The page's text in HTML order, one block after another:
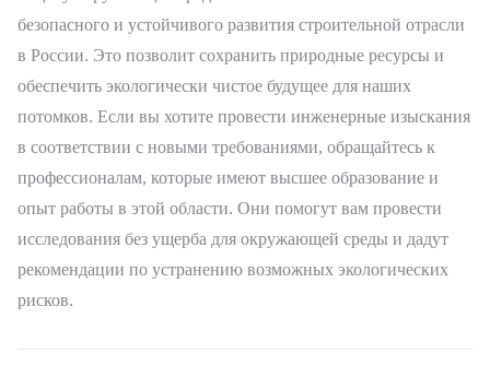
безопасного и устойчивого развития строительной отрасли
в России. Это позволит сохранить природные ресурсы и
обеспечить экологически чистое будущее для наших
потомков. Если вы хотите провести инженерные изыскания
в соответствии с новыми требованиями, обращайтесь к
профессионалам, которые имеют высшее образование и
опыт работы в этой области. Они помогут вам провести
исследования без ущерба для окружающей среды и дадут
рекомендации по устранению возможных экологических
рисков.